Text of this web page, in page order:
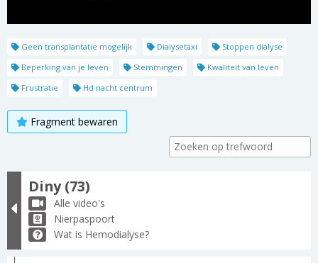
Geen transplantatie mogelijk Dialysetaxi
Stoppen dialyse
Beperking van je leven
Stemmingen
Kwaliteit van leven
Frustratie
Hd nacht centrum
Fragment bewaren
Diny (73)
Alle video's
Nierpaspoort
Wat is Hemodialyse?